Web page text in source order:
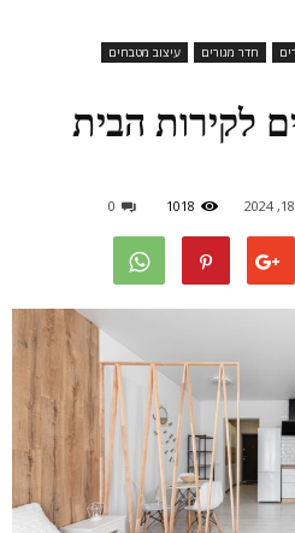
חדר מגורים
עיצוב מטבחים
לקירות הבית
1018
0